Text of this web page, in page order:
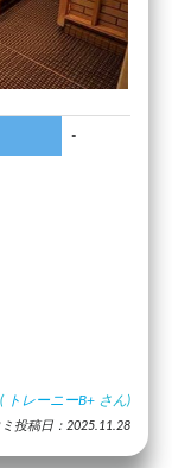
-
( トレーニーB+ さん)
投稿日：2025.11.28